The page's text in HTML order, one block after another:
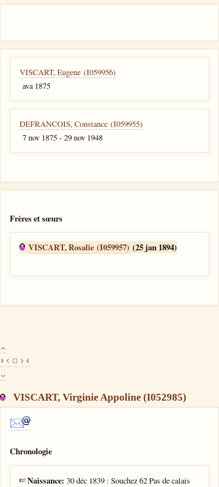
VISCART, Eugene (I059956)
ava 1875
DEFRANCOIS, Constance (I059955)
7 nov 1875 - 29 nov 1948
Frères et sœurs
VISCART, Rosalie (I059957) (25 jan 1894)
VISCART, Virginie Appoline (I052985)
Chronologie
Naissance:30 déc 1839 : Souchez 62 Pas de calais